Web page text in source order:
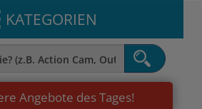
KATEGORIEN
Angebote des Tages!